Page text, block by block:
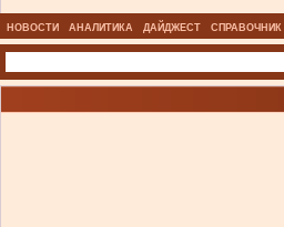
НОВОСТИ АНАЛИТИКА ДАЙДЖЕСТ СПРАВОЧНИК